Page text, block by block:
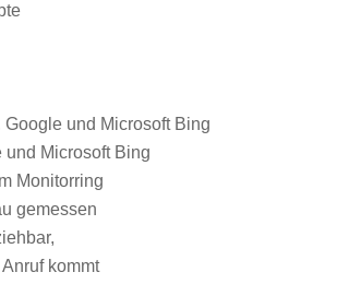
Google und Microsoft Bing
und Microsoft Bing
Monitorring
gemessen
kommt